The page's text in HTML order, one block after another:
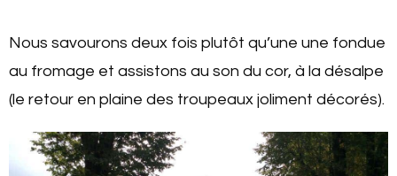
Nous savourons deux fois plutôt qu’une une fondue
au fromage et assistons au son du cor, à la désalpe
(le retour en plaine des troupeaux joliment décorés).